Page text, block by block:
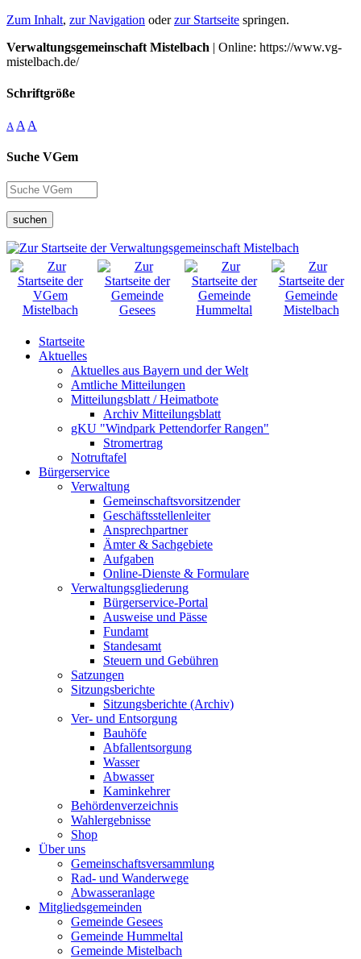
Zum Inhalt, zur Navigation oderzur Startseite springen.
Verwaltungsgemeinschaft Mistelbach | Online: https://www.vg-
mistelbach.de/
Schriftgröße
A A A
Suche VGem
suchen
Startseite
Aktuelles
Aktuelles aus Bayern und der Welt
Amtliche Mitteilungen
Mitteilungsblatt / Heimatbote
Archiv Mitteilungsblatt
gKU "Windpark Pettendorfer Rangen"
Stromertrag
Notruftafel
Bürgerservice
Verwaltung
Gemeinschaftsvorsitzender
Geschäftsstellenleiter
Ansprechpartner
Ämter & Sachgebiete
Aufgaben
Online-Dienste & Formulare
Verwaltungsgliederung
Bürgerservice-Portal
Ausweise und Pässe
Fundamt
Standesamt
Steuern und Gebühren
Satzungen
Sitzungsberichte
Sitzungsberichte (Archiv)
Ver- und Entsorgung
Bauhöfe
Abfallentsorgung
Wasser
Abwasser
Kaminkehrer
Behördenverzeichnis
Wahlergebnisse
Shop
Über uns
Gemeinschaftsversammlung
Rad- und Wanderwege
Abwasseranlage
Mitgliedsgemeinden
Gemeinde Gesees
Gemeinde Hummeltal
Gemeinde Mistelbach